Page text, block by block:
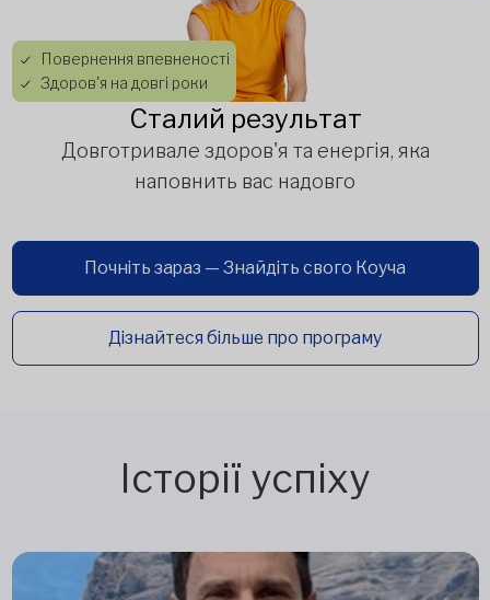
Повернення впевненості
Здоров'я на довгі роки
Сталий результат
Довготривале здоров'я та енергія, яка
наповнить вас надовго
Почніть зараз — Знайдіть свого Коуча
Дізнайтеся більше про програму
Історії успіху